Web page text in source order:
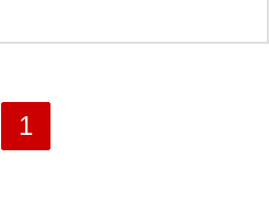
工、samsung三
1